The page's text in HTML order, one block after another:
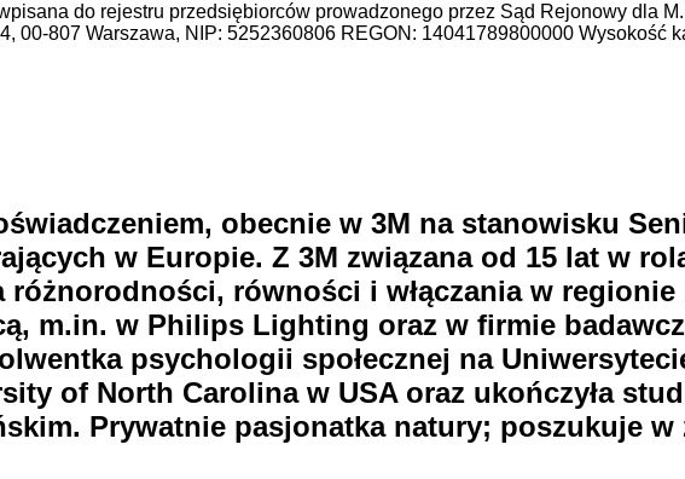
do rejestru przedsiębiorców prowadzonego przez Sąd Rejonowy dla
00-807 Warszawa, NIP: 5252360806 REGON: 14041789800000 Wysokość
obecnie w 3M na stanowisku
w Europie. Z 3M związana od 15 lat w
różnorodności, równości i włączania w
m.in. w Philips Lighting oraz w firmie
psychologii społecznej na
of North Carolina w USA oraz ukończyła
Prywatnie pasjonatka natury; poszukuje